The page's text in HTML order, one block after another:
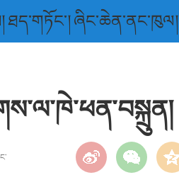
ཐད་གཏོང་།ཞིང་ཆེན་ནང་ཁུལ།